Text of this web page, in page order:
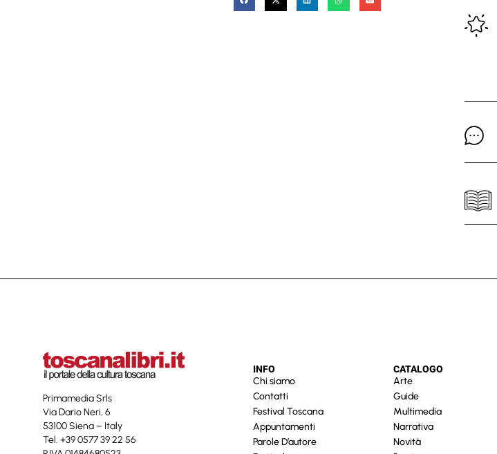
Primamedia Srls
Via Dario Neri, 6
53100 Siena – Italy
Tel. +39 0577 39 22 56
INFO
Chi siamo
Contatti
Festival Toscana
Appuntamenti
Parole D’autore
CATALOGO
Arte
Guide
Multimedia
Narrativa
Novità